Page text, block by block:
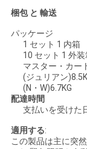
要
求
し
な
さ
い
梱包 と 輸送
パッケージ
1 セット 1 内箱
10 セット 1 外装
マスター・カー
(ジュリアン
(N・W)6.7KG
配達時間
支払いを受けた
適用する:
この製品は主に突